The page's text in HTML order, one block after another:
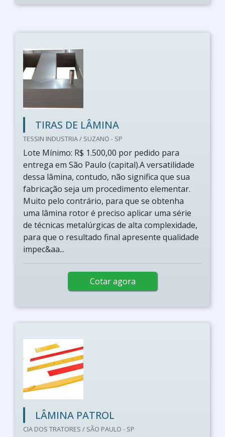
TIRAS DE LÂMINA
TESSIN INDUSTRIA / SUZANO - SP
Lote Mínimo: R$ 1.500,00 por pedido para
entrega em São Paulo (capital).A versatilidade
dessa lâmina, contudo, não significa que sua
fabricação seja um procedimento elementar.
Muito pelo contrário, para que se obtenha
uma lâmina rotor é preciso aplicar uma série
de técnicas metalúrgicas de alta complexidade,
para que o resultado final apresente qualidade
impec&aa...
Cotar agora
LÂMINA PATROL
CIA DOS TRATORES / SÃO PAULO - SP